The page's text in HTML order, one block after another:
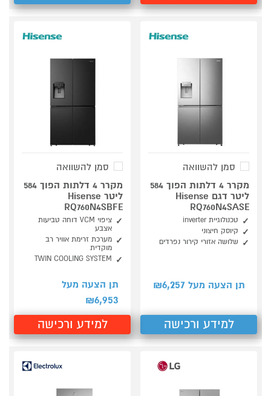
סמן להשוואה
מקרר 4 דלתות הפוך 584
ליטר דגם Hisense
RQ760N4SASE
טכנולוגיית inverter
קיוסק חיצוני
שלושה אזורי קירור נפרדים
תן הצעה מעל ₪ 6,257
למידע ורכישה
סמן להשוואה
מקרר 4 דלתות הפוך 584
ליטר Hisense
RQ760N4SBFE
ציפוי VCM דוחה טביעות
אצבע
מערכת זרימת אוויר רב
מוקדית
TWIN COOLING SYSTEM
תן הצעה מעל
₪6,953
למידע ורכישה